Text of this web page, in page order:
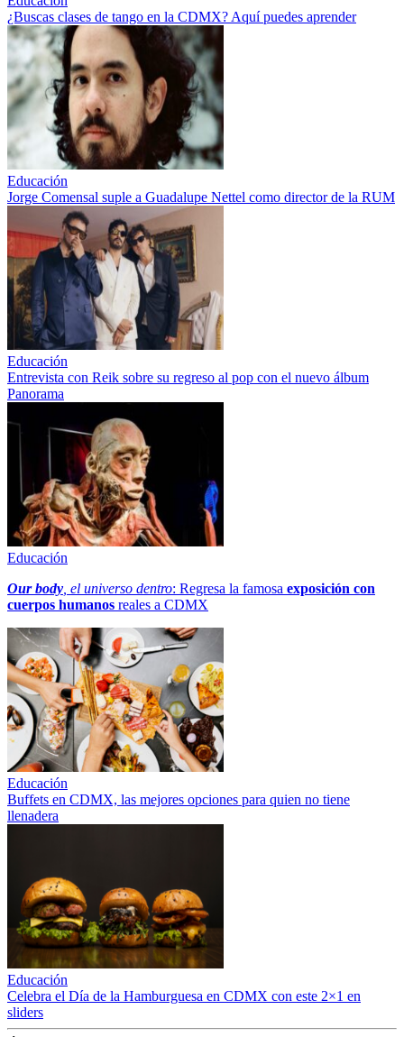
¿Buscas clases de tango en la CDMX? Aquí puedes aprender
Educación
Jorge Comensal suple a Guadalupe Nettel como director de la RUM
Educación
Entrevista con Reik sobre su regreso al pop con el nuevo álbum
Panorama
Educación
Our body , el universo dentro: Regresa la famosa exposición con
cuerpos humanos reales a CDMX
Educación
Buffets en CDMX, las mejores opciones para quien no tiene
llenadera
Educación
Celebra el Día de la Hamburguesa en CDMX con este 2×1 en
sliders